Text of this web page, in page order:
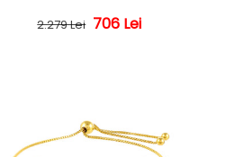
Preț obișnuit
2.279 Lei Preț redus
706 Lei